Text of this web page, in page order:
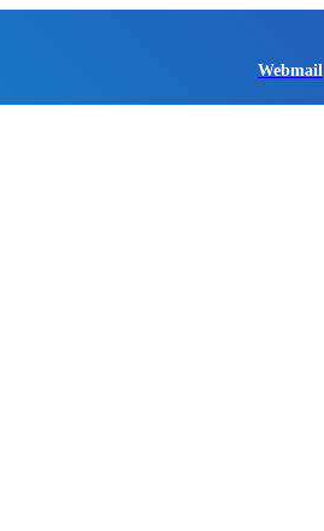
Webmail